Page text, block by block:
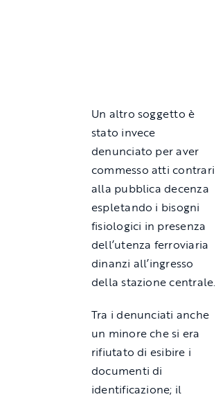
Un altro soggetto è
stato invece
denunciato per aver
commesso atti contrari
alla pubblica decenza
espletando i bisogni
fisiologici in presenza
dell’utenza ferroviaria
dinanzi all’ingresso
della stazione centrale.
Tra i denunciati anche
un minore che si era
rifiutato di esibire i
documenti di
identificazione; il